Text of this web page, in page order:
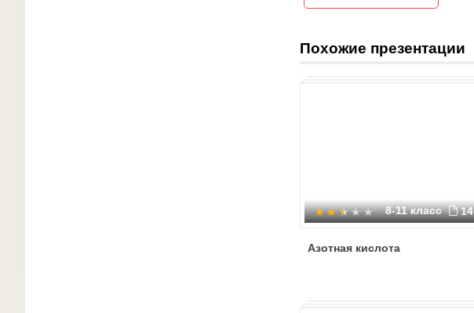
Похожие презентации
8-11 класс 14
Азотная кислота